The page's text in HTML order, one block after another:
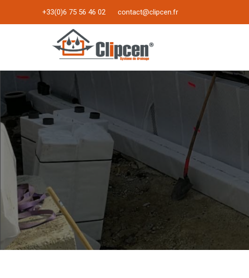
+33(0)6 75 56 46 02 contact@clipcen.fr